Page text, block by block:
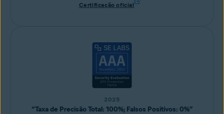
Certificação oficial
2025
“Taxa de Precisão Total: 100%; Falsos Positivos: 0%”